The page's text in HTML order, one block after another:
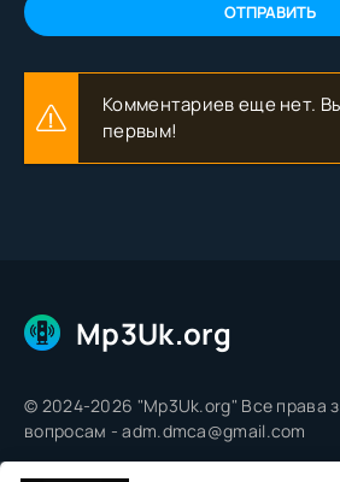
ОТПРАВИТЬ
Комментариев еще нет.
первым!
Mp3Uk.org
© 2024-2026 "Mp3Uk.org" Все права
вопросам - adm.dmca@gmail.com